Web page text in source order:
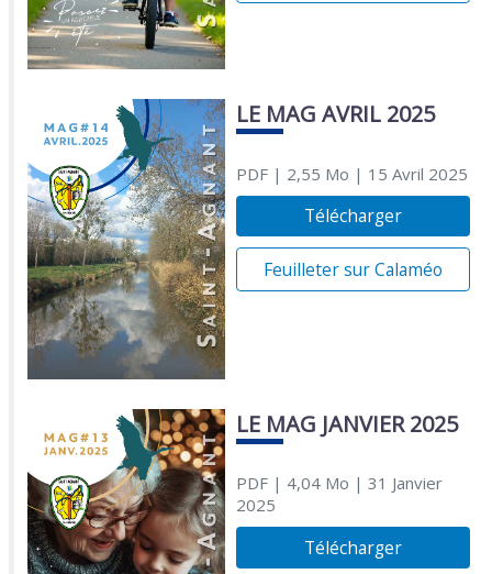
LE MAG AVRIL 2025
PDF| 2,55 Mo | 15 Avril 2025
Télécharger
Feuilleter sur Calaméo
LE MAG JANVIER 2025
PDF| 4,04 Mo | 31 Janvier
2025
Télécharger